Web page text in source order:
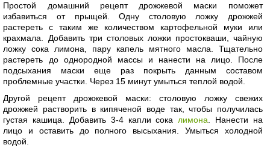
Простой домашний рецепт дрожжевой маски поможет
избавиться от прыщей. Одну столовую ложку дрожжей
растереть с таким же количеством картофельной муки или
крахмала. Добавить три столовых ложки простокваши, чайную
ложку сока лимона, пару капель мятного масла. Тщательно
растереть до однородной массы и нанести на лицо. После
подсыхания маски еще раз покрыть данным составом
проблемные участки. Через 15 минут умыться теплой водой.
Другой рецепт дрожжевой маски: столовую ложку свежих
дрожжей растворить в кипяченой воде так, чтобы получилась
густая кашица. Добавить 3-4 капли сока лимона . Нанести на
лицо и оставить до полного высыхания. Умыться холодной
водой.